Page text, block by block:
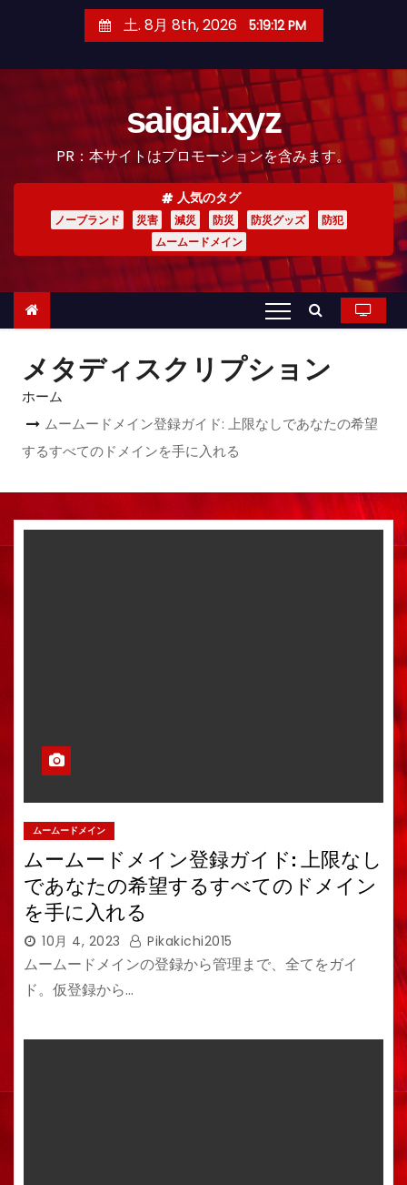
土. 8月 8th, 2026 5:19:13 PM
saigai.xyz
PR：本サイトはプロモーションを含みます。
人気のタグ
ノーブランド 災害 減災 防災 防災グッズ
防犯
ムームードメイン
メタディスクリプション
ホーム
ムームードメイン登録ガイド: 上限なしであなたの希望
するすべてのドメインを手に入れる
ムームードメイン
ムームードメイン登録ガイド: 上限なし
であなたの希望するすべてのドメイン
を手に入れる
10月 4, 2023 Pikakichi2015
ムームードメインの登録から管理まで、全てをガイ
ド。仮登録から…